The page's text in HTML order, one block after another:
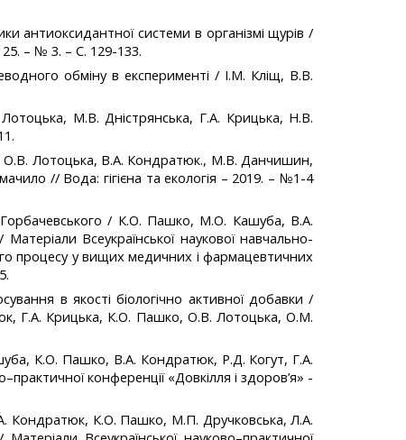
антиоксидантної системи в організмі щурів /
– № 3. – С. 129-133.
обміну в експерименті / І.М. Кліщ, В.В.
М.В. Дністрянська, Г.А. Крицька, Н.В.
/ О.В. Лотоцька, В.А. Кондратюк., М.В. Данчишин,
// Вода: гігієна та екологія – 2019. – №1-4
Горбачевського / К.О. Пашко, М.О. Кашуба, В.А.
Всеукраїнської наукової навчально-
процесу у вищих медичних і фармацевтичних
в якості біологічно активної добавки /
Г.А. Крицька, К.О. Пашко, О.В. Лотоцька, О.М.
К.О. Пашко, В.А. Кондратюк, Р.Д. Когут, Г.А.
конференції «Довкілля і здоров’я» -
Кондратюк, К.О. Пашко, М.П. Дручковська, Л.А.